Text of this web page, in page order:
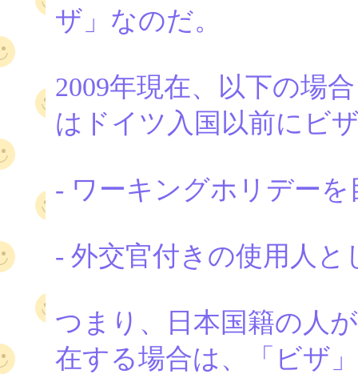
ザ」なのだ。
2009年現在、以下の場
はドイツ入国以前にビ
- ワーキングホリデー
- 外交官付きの使用人と
つまり、日本国籍の人
在する場合は、「ビザ